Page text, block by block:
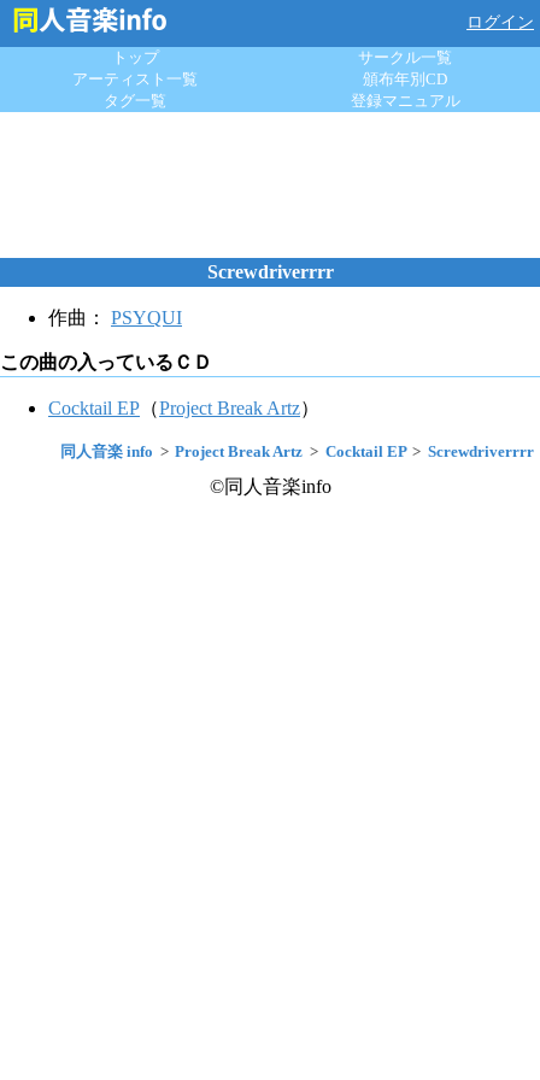
ログイン
トップ
サークル一覧
アーティスト一覧
頒布年別CD
タグ一覧
登録マニュアル
Screwdriverrrr
作曲： PSYQUI
この曲の入っているＣＤ
Cocktail EP （Project Break Artz）
同人音楽 info Project Break Artz Cocktail EP Screwdriverrrr
©同人音楽info